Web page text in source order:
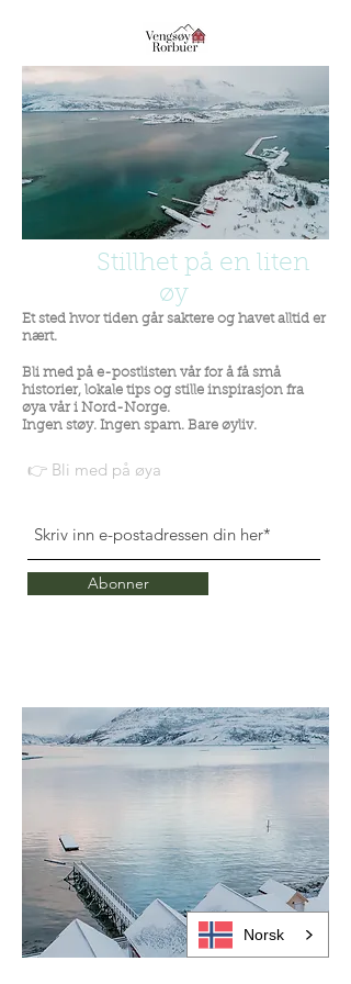
Stillhet på en liten
øy
Et sted hvor tiden går saktere og havet alltid er
nært.
Bli med på e-postlisten vår for å få små
historier, lokale tips og stille inspirasjon fra
øya vår i Nord-Norge.
Ingen støy. Ingen spam. Bare øyliv.
👉 Bli med på øya
Abonner
Norsk